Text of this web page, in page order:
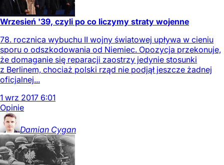
Wrzesień '39, czyli po co liczymy straty wojenne
78. rocznica wybuchu II wojny światowej upływa w cieniu
sporu o odszkodowania od Niemiec. Opozycja przekonuje,
że domaganie się reparacji zaostrzy jedynie stosunki
z Berlinem, chociaż polski rząd nie podjął jeszcze żadnej
oficjalnej...
1 wrz 2017 6:01
Opinie
Damian Cygan